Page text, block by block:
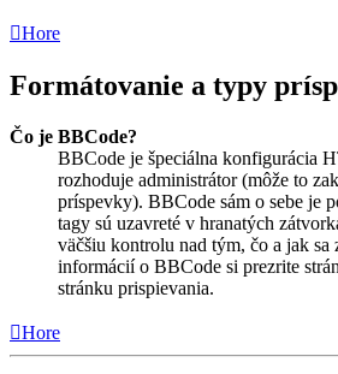
Hore
Formátovanie a typy
Čo je BBCode?
BBCode je špeciálna konfigurácia
rozhoduje administrátor (môže to
príspevky). BBCode sám o sebe je
tagy sú uzavreté v hranatých
väčšiu kontrolu nad tým, čo a jak sa
informácií o BBCode si prezrite
stránku prispievania.
Hore